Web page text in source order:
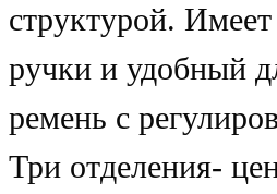
структурой.
ручки и удобный
ремень с
Три отделения-